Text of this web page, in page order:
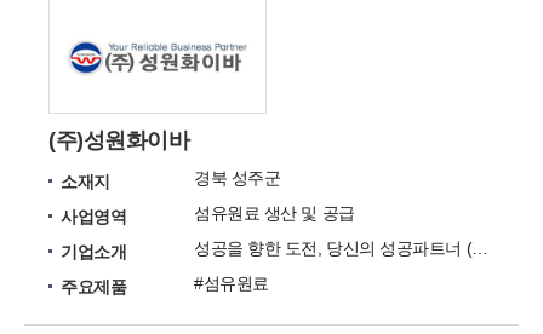
(주)성원화이바
소재지
경북 성주군
사업영역
섬유원료 생산 및 공급
기업소개
성공을 향한 도전, 당신의 성공파트너 (주)성원화이바
주요제품
#섬유원료